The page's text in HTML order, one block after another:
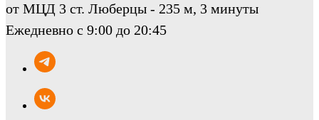
от МЦД 3 ст. Люберцы - 235 м, 3 минуты
Ежедневно с 9:00 до 20:45